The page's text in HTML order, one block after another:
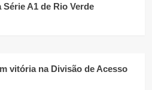
Série A1 de Rio Verde
vitória na Divisão de Acesso